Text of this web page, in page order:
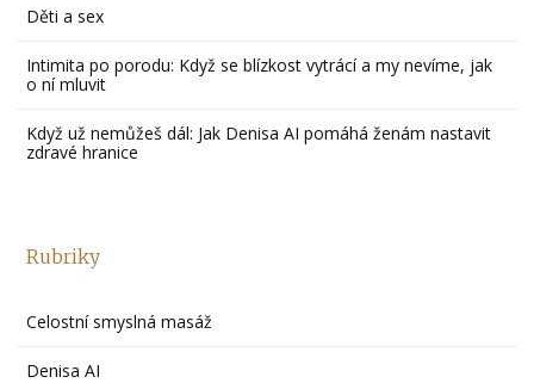
Děti a sex
Intimita po porodu: Když se blízkost vytrácí a my nevíme, jak
o ní mluvit
Když už nemůžeš dál: Jak Denisa AI pomáhá ženám nastavit
zdravé hranice
Rubriky
Celostní smyslná masáž
Denisa AI